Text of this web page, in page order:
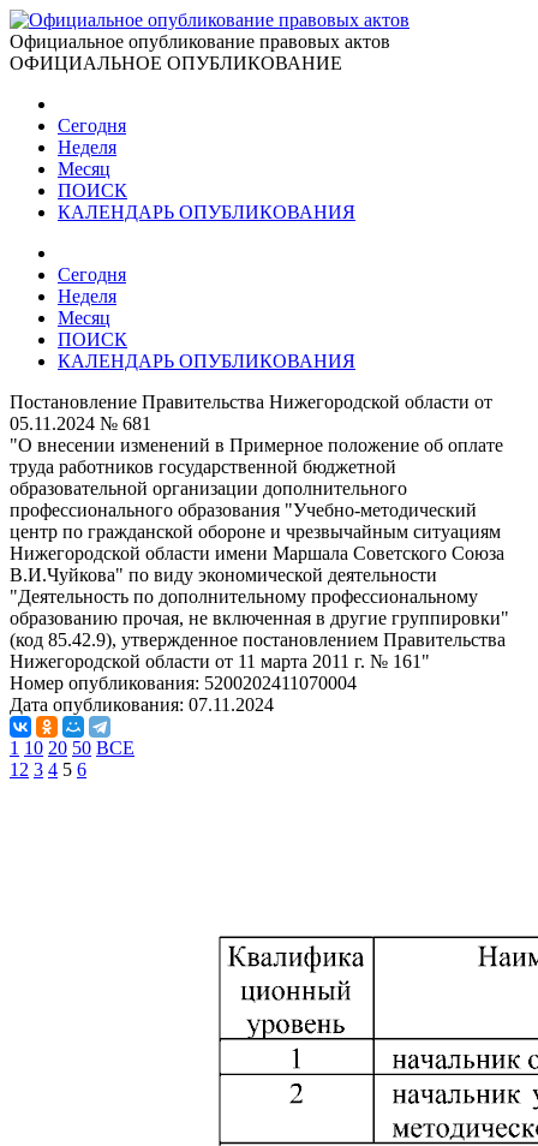
Официальное опубликование правовых актов
ОФИЦИАЛЬНОЕ ОПУБЛИКОВАНИЕ
Сегодня
Неделя
Месяц
ПОИСК
КАЛЕНДАРЬ ОПУБЛИКОВАНИЯ
Сегодня
Неделя
Месяц
ПОИСК
КАЛЕНДАРЬ ОПУБЛИКОВАНИЯ
Постановление Правительства Нижегородской области от
05.11.2024 № 681
"О внесении изменений в Примерное положение об оплате
труда работников государственной бюджетной
образовательной организации дополнительного
профессионального образования "Учебно-методический
центр по гражданской обороне и чрезвычайным ситуациям
Нижегородской области имени Маршала Советского Союза
В.И.Чуйкова" по виду экономической деятельности
"Деятельность по дополнительному профессиональному
образованию прочая, не включенная в другие группировки"
(код 85.42.9), утвержденное постановлением Правительства
Нижегородской области от 11 марта 2011 г. № 161"
Номер опубликования: 5200202411070004
Дата опубликования: 07.11.2024
1 10 20 50 ВСЕ
1 2 3 4 5 6